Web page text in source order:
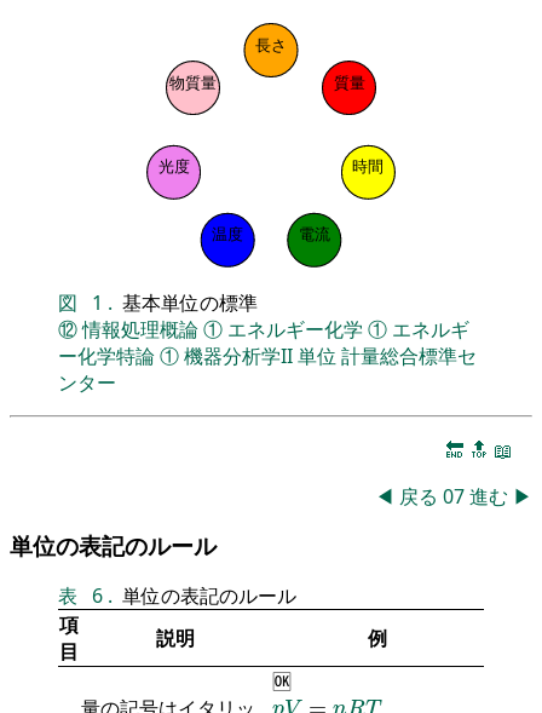
長さ
質量
時間
電流
温度
光度
物質量
図 1 . 基本単位の標準
⑫情報処理概論① エネルギー化学 ① エネルギ
ー化学特論①機器分析学II単位 計量総合標準セ
ンター
🔚 🔝 📖
◀ 戻る 07進む ▶
単位の表記のルール
表 6 . 単位の表記のルール
項
目
説明 例
🆗
pV= RT